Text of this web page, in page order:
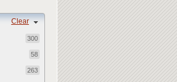
Clear
300
58
263